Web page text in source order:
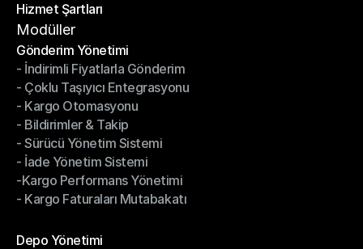
Gizlilik Politikası
Hizmet Şartları
Hizmet Şartları
Modüller
Gönderim Yönetimi
Gönderim Yönetimi
- İndirimli Fiyatlarla Gönderim
- İndirimli Fiyatlarla Gönderim
- Çoklu Taşıyıcı Entegrasyonu
- Çoklu Taşıyıcı Entegrasyonu
- Kargo Otomasyonu
- Kargo Otomasyonu
- Bildirimler & Takip
- Bildirimler & Takip
- Sürücü Yönetim Sistemi
- Sürücü Yönetim Sistemi
- İade Yönetim Sistemi
- İade Yönetim Sistemi
-Kargo Performans Yönetimi
-Kargo Performans Yönetimi
- Kargo Faturaları Mutabakatı
Depo Yönetimi